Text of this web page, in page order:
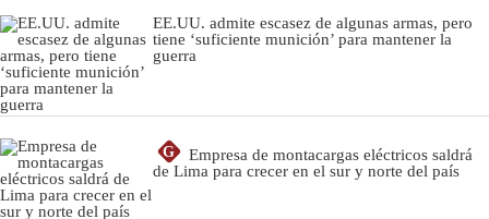
EE.UU. admite escasez de algunas armas, pero
tiene ‘suficiente munición’ para mantener la
guerra
G
Empresa de montacargas eléctricos saldrá
de Lima para crecer en el sur y norte del país